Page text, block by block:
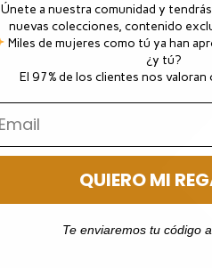
Únete a nuestra comunidad y
nuevas colecciones, contenido
Miles de mujeres como tú ya han
¿y tú?
El 97% de los clientes nos valoran
QUIERO MI
Te enviaremos tu código